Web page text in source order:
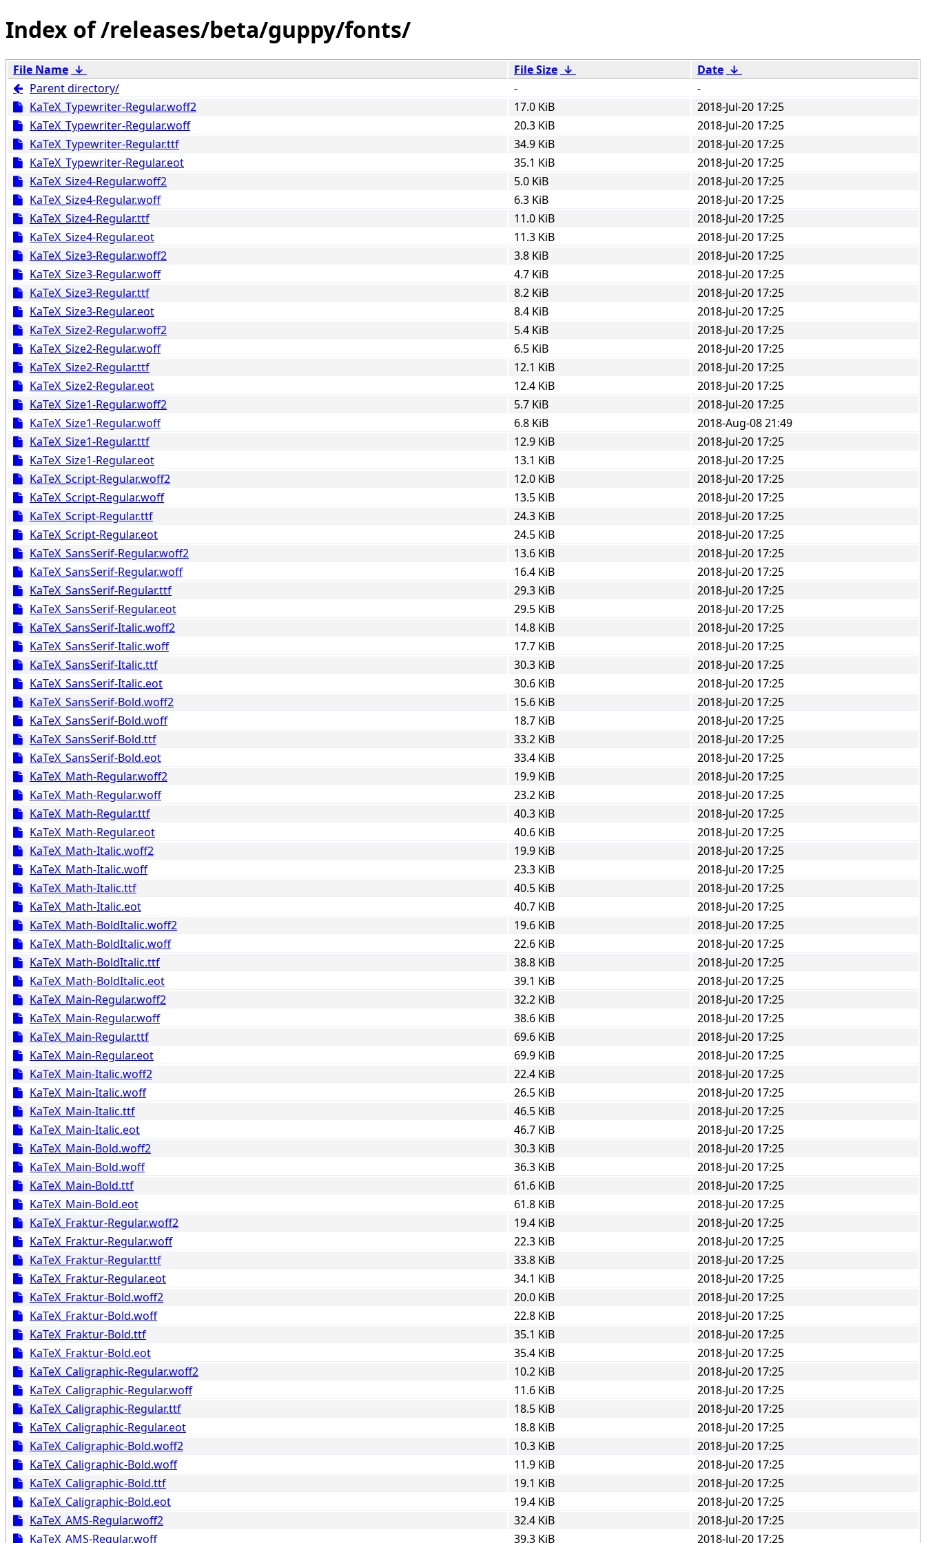
/releases/beta/guppy/fonts/
File Name ↓ File Size ↓ Date ↓
Parent directory/
-
-
KaTeX_Typewriter-Regular.woff2
17.0 KiB
2018-Jul-20 17:25
KaTeX_Typewriter-Regular.woff
20.3 KiB
2018-Jul-20 17:25
KaTeX_Typewriter-Regular.ttf
34.9 KiB
2018-Jul-20 17:25
KaTeX_Typewriter-Regular.eot
35.1 KiB
2018-Jul-20 17:25
KaTeX_Size4-Regular.woff2
5.0 KiB
2018-Jul-20 17:25
KaTeX_Size4-Regular.woff
6.3 KiB
2018-Jul-20 17:25
KaTeX_Size4-Regular.ttf
11.0 KiB
2018-Jul-20 17:25
KaTeX_Size4-Regular.eot
11.3 KiB
2018-Jul-20 17:25
KaTeX_Size3-Regular.woff2
3.8 KiB
2018-Jul-20 17:25
KaTeX_Size3-Regular.woff
4.7 KiB
2018-Jul-20 17:25
KaTeX_Size3-Regular.ttf
8.2 KiB
2018-Jul-20 17:25
KaTeX_Size3-Regular.eot
8.4 KiB
2018-Jul-20 17:25
KaTeX_Size2-Regular.woff2
5.4 KiB
2018-Jul-20 17:25
KaTeX_Size2-Regular.woff
6.5 KiB
2018-Jul-20 17:25
KaTeX_Size2-Regular.ttf
12.1 KiB
2018-Jul-20 17:25
KaTeX_Size2-Regular.eot
12.4 KiB
2018-Jul-20 17:25
KaTeX_Size1-Regular.woff2
5.7 KiB
2018-Jul-20 17:25
KaTeX_Size1-Regular.woff
6.8 KiB
2018-Aug-08 21:49
KaTeX_Size1-Regular.ttf
12.9 KiB
2018-Jul-20 17:25
KaTeX_Size1-Regular.eot
13.1 KiB
2018-Jul-20 17:25
KaTeX_Script-Regular.woff2
12.0 KiB
2018-Jul-20 17:25
KaTeX_Script-Regular.woff
13.5 KiB
2018-Jul-20 17:25
KaTeX_Script-Regular.ttf
24.3 KiB
2018-Jul-20 17:25
KaTeX_Script-Regular.eot
24.5 KiB
2018-Jul-20 17:25
KaTeX_SansSerif-Regular.woff2
13.6 KiB
2018-Jul-20 17:25
KaTeX_SansSerif-Regular.woff
16.4 KiB
2018-Jul-20 17:25
KaTeX_SansSerif-Regular.ttf
29.3 KiB
2018-Jul-20 17:25
KaTeX_SansSerif-Regular.eot
29.5 KiB
2018-Jul-20 17:25
KaTeX_SansSerif-Italic.woff2
14.8 KiB
2018-Jul-20 17:25
KaTeX_SansSerif-Italic.woff
17.7 KiB
2018-Jul-20 17:25
KaTeX_SansSerif-Italic.ttf
30.3 KiB
2018-Jul-20 17:25
KaTeX_SansSerif-Italic.eot
30.6 KiB
2018-Jul-20 17:25
KaTeX_SansSerif-Bold.woff2
15.6 KiB
2018-Jul-20 17:25
KaTeX_SansSerif-Bold.woff
18.7 KiB
2018-Jul-20 17:25
KaTeX_SansSerif-Bold.ttf
33.2 KiB
2018-Jul-20 17:25
KaTeX_SansSerif-Bold.eot
33.4 KiB
2018-Jul-20 17:25
KaTeX_Math-Regular.woff2
19.9 KiB
2018-Jul-20 17:25
KaTeX_Math-Regular.woff
23.2 KiB
2018-Jul-20 17:25
KaTeX_Math-Regular.ttf
40.3 KiB
2018-Jul-20 17:25
KaTeX_Math-Regular.eot
40.6 KiB
2018-Jul-20 17:25
KaTeX_Math-Italic.woff2
19.9 KiB
2018-Jul-20 17:25
KaTeX_Math-Italic.woff
23.3 KiB
2018-Jul-20 17:25
KaTeX_Math-Italic.ttf
40.5 KiB
2018-Jul-20 17:25
KaTeX_Math-Italic.eot
40.7 KiB
2018-Jul-20 17:25
KaTeX_Math-BoldItalic.woff2
19.6 KiB
2018-Jul-20 17:25
KaTeX_Math-BoldItalic.woff
22.6 KiB
2018-Jul-20 17:25
KaTeX_Math-BoldItalic.ttf
38.8 KiB
2018-Jul-20 17:25
KaTeX_Math-BoldItalic.eot
39.1 KiB
2018-Jul-20 17:25
KaTeX_Main-Regular.woff2
32.2 KiB
2018-Jul-20 17:25
KaTeX_Main-Regular.woff
38.6 KiB
2018-Jul-20 17:25
KaTeX_Main-Regular.ttf
69.6 KiB
2018-Jul-20 17:25
KaTeX_Main-Regular.eot
69.9 KiB
2018-Jul-20 17:25
KaTeX_Main-Italic.woff2
22.4 KiB
2018-Jul-20 17:25
KaTeX_Main-Italic.woff
26.5 KiB
2018-Jul-20 17:25
KaTeX_Main-Italic.ttf
46.5 KiB
2018-Jul-20 17:25
KaTeX_Main-Italic.eot
46.7 KiB
2018-Jul-20 17:25
KaTeX_Main-Bold.woff2
30.3 KiB
2018-Jul-20 17:25
KaTeX_Main-Bold.woff
36.3 KiB
2018-Jul-20 17:25
KaTeX_Main-Bold.ttf
61.6 KiB
2018-Jul-20 17:25
KaTeX_Main-Bold.eot
61.8 KiB
2018-Jul-20 17:25
KaTeX_Fraktur-Regular.woff2
19.4 KiB
2018-Jul-20 17:25
KaTeX_Fraktur-Regular.woff
22.3 KiB
2018-Jul-20 17:25
KaTeX_Fraktur-Regular.ttf
33.8 KiB
2018-Jul-20 17:25
KaTeX_Fraktur-Regular.eot
34.1 KiB
2018-Jul-20 17:25
KaTeX_Fraktur-Bold.woff2
20.0 KiB
2018-Jul-20 17:25
KaTeX_Fraktur-Bold.woff
22.8 KiB
2018-Jul-20 17:25
KaTeX_Fraktur-Bold.ttf
35.1 KiB
2018-Jul-20 17:25
KaTeX_Fraktur-Bold.eot
35.4 KiB
2018-Jul-20 17:25
KaTeX_Caligraphic-Regular.woff2
10.2 KiB
2018-Jul-20 17:25
KaTeX_Caligraphic-Regular.woff
11.6 KiB
2018-Jul-20 17:25
KaTeX_Caligraphic-Regular.ttf
18.5 KiB
2018-Jul-20 17:25
KaTeX_Caligraphic-Regular.eot
18.8 KiB
2018-Jul-20 17:25
KaTeX_Caligraphic-Bold.woff2
10.3 KiB
2018-Jul-20 17:25
KaTeX_Caligraphic-Bold.woff
11.9 KiB
2018-Jul-20 17:25
KaTeX_Caligraphic-Bold.ttf
19.1 KiB
2018-Jul-20 17:25
KaTeX_Caligraphic-Bold.eot
19.4 KiB
2018-Jul-20 17:25
KaTeX_AMS-Regular.woff2
32.4 KiB
2018-Jul-20 17:25
KaTeX_AMS-Regular.woff
39.3 KiB 2018-Jul-20 17:25